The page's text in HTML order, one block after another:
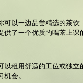
以一边品尝精选的茶
了一个优质的喝茶上课
租用舒适的工位或独
会。